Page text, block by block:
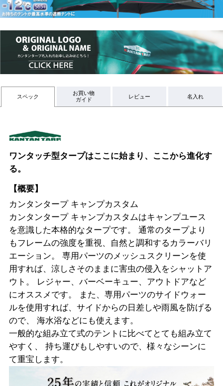
スペック
お買い物
ガイド
レビュー 名入れ
ワンタッチ型タープはここに始まり、ここから進化す
る。
【概要】
カンタンタープ キャンプカスタム
カンタンタープ キャンプカスタムはキャンプユース
を意識した本格的なタープです。 通常のタープより
もフレームの強度を重視、自然と調和するカラーバリ
エーション。 専用パーツのメッシュスクリーンを使
用すれば、涼しさそのままに害虫の侵入をシャットア
ウト。 レジャー、バーベーキュー、アウトドアなど
にオススメです。 また、専用パーツのサイドウォー
ルを使用すれば、サイドからの日差しや雨風を防げる
ので、 海水浴などにも使えます。
一般的な組み立て式のテントに比べてとても組み立て
やすく、 持ち運びもしやすいので、様々なシーンに
て重宝します。